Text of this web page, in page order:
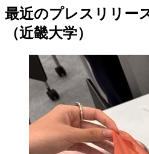
最近のプレスリリー
（近畿大学）